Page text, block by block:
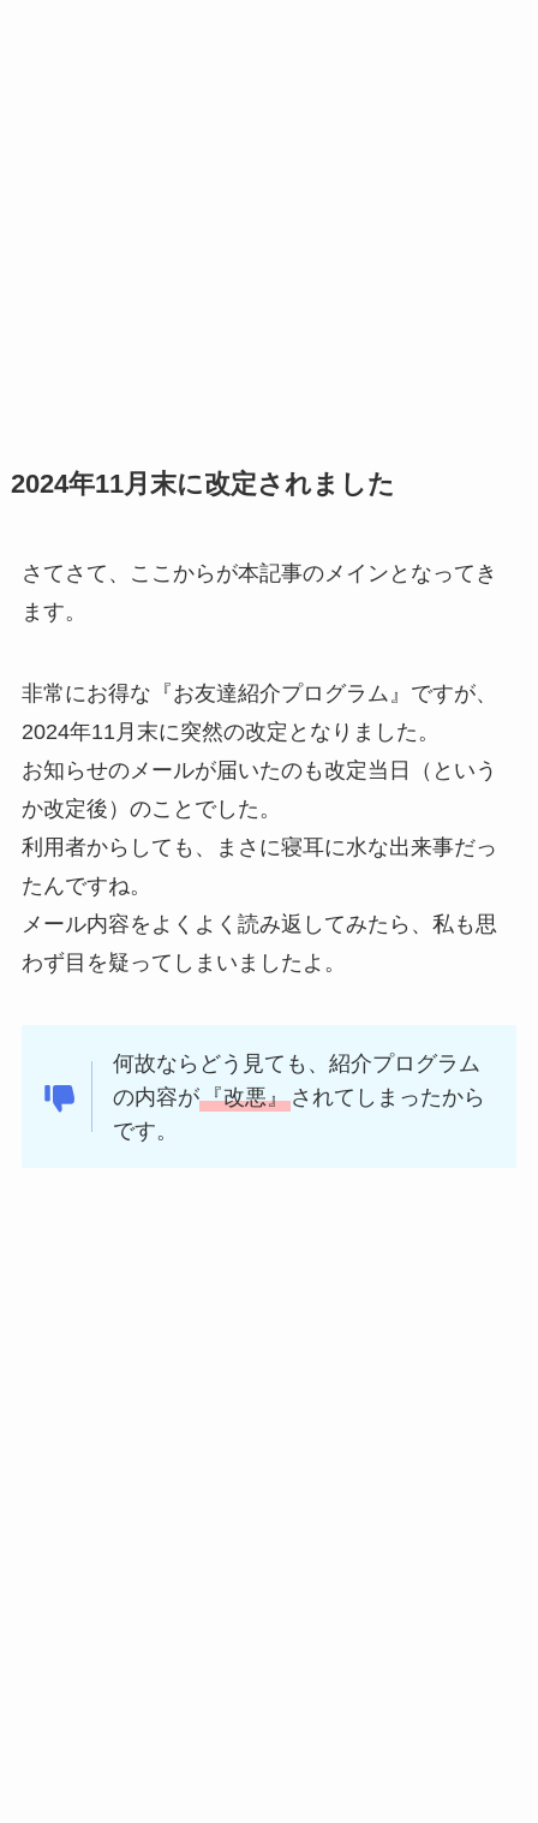
2024年11月末に改定されました
さてさて、ここからが本記事のメインとなってき
ます。
非常にお得な『お友達紹介プログラム』ですが、
2024年11月末に突然の改定となりました。
お知らせのメールが届いたのも改定当日（という
か改定後）のことでした。
利用者からしても、まさに寝耳に水な出来事だっ
たんですね。
メール内容をよくよく読み返してみたら、私も思
わず目を疑ってしまいましたよ。
何故ならどう見ても、紹介プログラム
の内容が『改悪』されてしまったから
です。